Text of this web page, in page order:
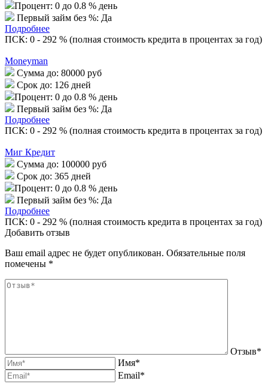
Процент: 0 до 0.8 % день
Первый займ без %: Да
Подробнее
ПСК: 0 - 292 % (полная стоимость кредита в процентах за год)
Moneyman
Сумма до: 80000 руб
Срок до: 126 дней
Процент: 0 до 0.8 % день
Первый займ без %: Да
Подробнее
ПСК: 0 - 292 % (полная стоимость кредита в процентах за год)
Миг Кредит
Сумма до: 100000 руб
Срок до: 365 дней
Процент: 0 до 0.8 % день
Первый займ без %: Да
Подробнее
ПСК: 0 - 292 % (полная стоимость кредита в процентах за год)
Добавить отзыв
Ваш email адрес не будет опубликован. Обязательные поля
помечены *
Отзыв*
Имя*
Email*